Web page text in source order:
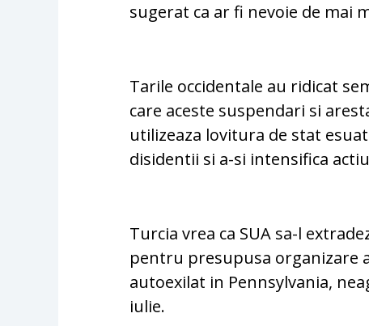
sugerat ca ar fi nevoie de mai
Tarile occidentale au ridicat
care aceste suspendari si
utilizeaza lovitura de stat
disidentii si a-si intensifica
Turcia vrea ca SUA sa-l
pentru presupusa organizare
autoexilat in Pennsylvania,
iulie.